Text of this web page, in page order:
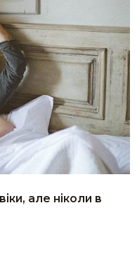
але ніколи в